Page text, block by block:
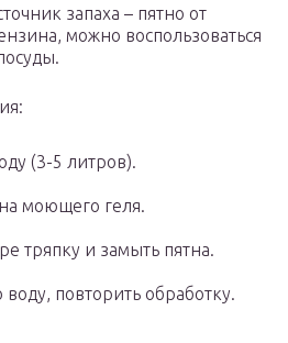
запаха – пятно от
можно воспользоваться
(3-5 литров).
моющего геля.
тряпку и замыть пятна.
воду, повторить обработку.